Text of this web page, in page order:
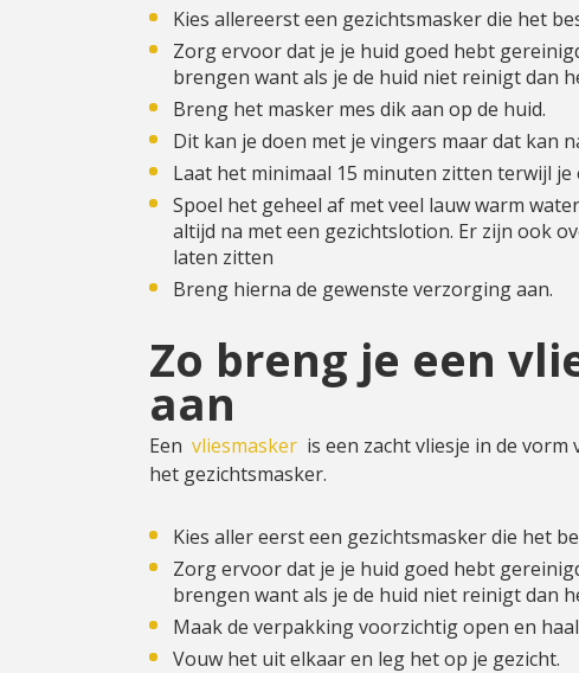
Kies allereerst een gezichtsmasker die het
Zorg ervoor dat je je huid goed hebt
brengen want als je de huid niet reinigt dan
Breng het masker mes dik aan op de huid.
Dit kan je doen met je vingers maar dat kan
Laat het minimaal 15 minuten zitten terwijl je
Spoel het geheel af met veel lauw warm
altijd na met een gezichtslotion. Er zijn ook
laten zitten
Breng hierna de gewenste verzorging aan.
Zo breng je een
aan
Een vliesmasker is een zacht vliesje in de
het gezichtsmasker.
Kies aller eerst een gezichtsmasker die het
Zorg ervoor dat je je huid goed hebt
brengen want als je de huid niet reinigt dan
Maak de verpakking voorzichtig open en
Vouw het uit elkaar en leg het op je gezicht.